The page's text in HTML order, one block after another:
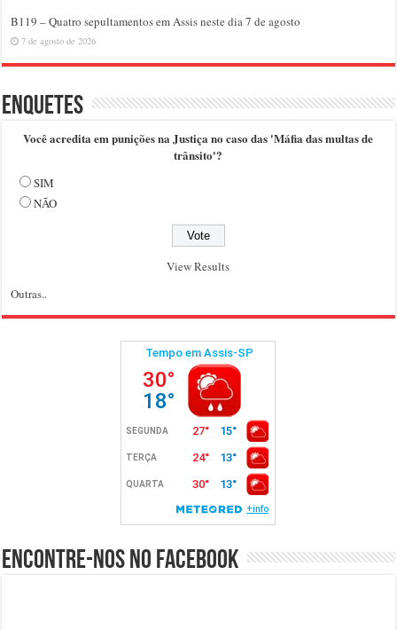
B119 – Quatro sepultamentos em Assis neste dia 7 de agosto
7 de agosto de 2026
Enquetes
Você acredita em punições na Justiça no caso das 'Máfia das multas de
trânsito'?
SIM
NÃO
View Results
Outras..
Encontre-nos no Facebook